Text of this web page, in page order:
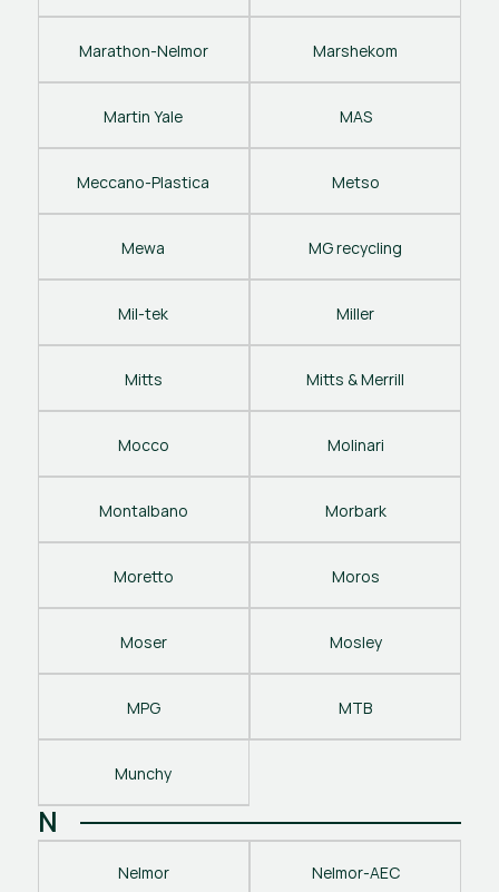
Marathon-Nelmor Marshekom
Martin Yale MAS
Meccano-Plastica Metso
Mewa MG recycling
Mil-tek Miller
Mitts Mitts & Merrill
Mocco Molinari
Montalbano Morbark
Moretto Moros
Moser Mosley
MPG MTB
Munchy
N
Nelmor Nelmor-AEC